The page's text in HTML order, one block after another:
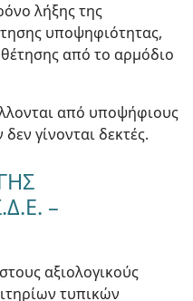
λήξης της
υποψηφιότητας,
από το αρμόδιο
από υποψήφιους
γίνονται δεκτές.
–
αξιολογικούς
τυπικών